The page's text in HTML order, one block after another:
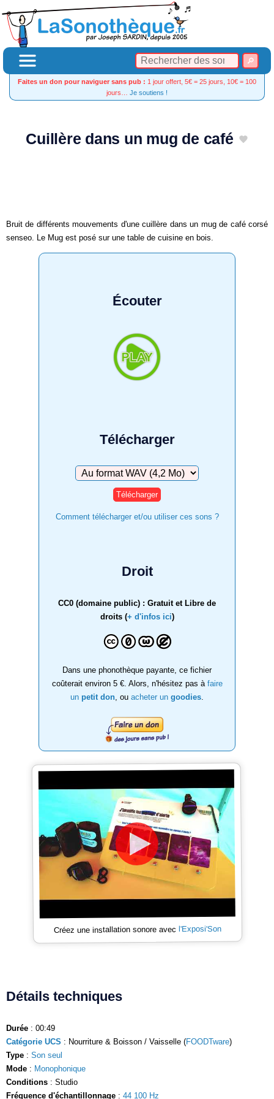
Faites un don pour naviguer sans pub : 1 jour offert, 5€ = 25 jours, 10€ = 100
jours… Je soutiens !
Cuillère dans un mug de café
Bruit de différents mouvements d'une cuillère dans un mug de café corsé
senseo. Le Mug est posé sur une table de cuisine en bois.
Écouter
Télécharger
Télécharger
Comment télécharger et/ou utiliser ces sons ?
Droit
CC0 (domaine public) : Gratuit et Libre de
droits (+ d'infos ici)
Dans une phonothèque payante, ce fichier
coûterait environ 5 €. Alors, n'hésitez pas à faire
un petit don , ou acheter un goodies
Créez une installation sonore avecl'Exposi'Son
Détails techniques
Durée : 00:49
Catégorie UCS : Nourriture & Boisson / Vaisselle (FOODTware)
Type : Son seul
Mode : Monophonique
Conditions : Studio
Fréquence d'échantillonnage : 44 100 Hz